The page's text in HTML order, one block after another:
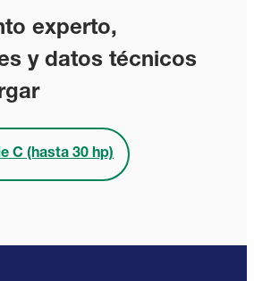
experto,
y datos técnicos
C (hasta 30 hp)